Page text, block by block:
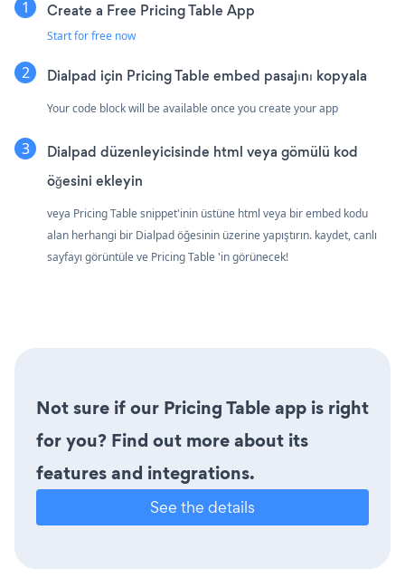
Create a Free Pricing Table App
Start for free now
Dialpad için Pricing Table embed pasajını kopyala
Your code block will be available once you create your app
Dialpad düzenleyicisinde html veya gömülü kod
öğesini ekleyin
veya Pricing Table snippet'inin üstüne html veya bir embed kodu
alan herhangi bir Dialpad öğesinin üzerine yapıştırın. kaydet, canlı
sayfayı görüntüle ve Pricing Table 'in görünecek!
Not sure if our Pricing Table app is right
for you? Find out more about its
features and integrations.
See the details